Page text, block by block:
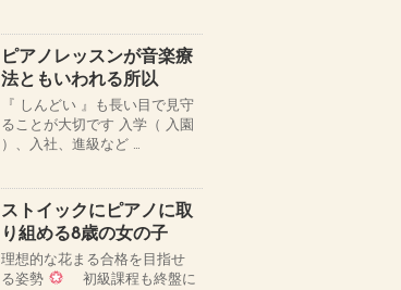
ピアノレッスンが音楽療
法ともいわれる所以
『 しんどい 』も長い目で見守
ることが大切です 入学（ 入園
）、入社、進級など …
ストイックにピアノに取
り組める8歳の女の子
理想的な花まる合格を目指せ
る姿勢
初級課程も終盤に